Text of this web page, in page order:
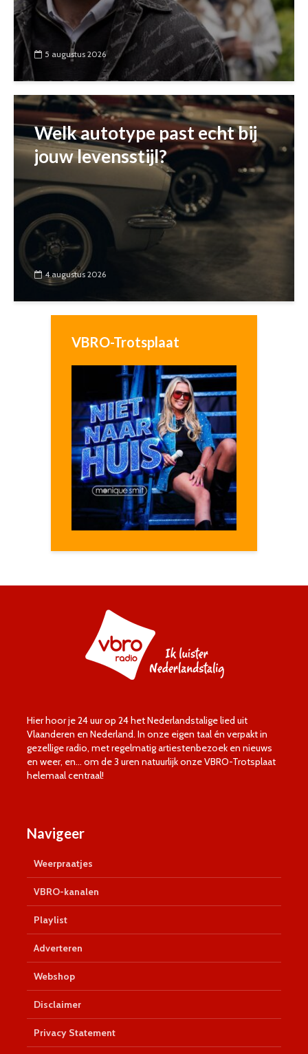
5 augustus 2026
Welk autotype past echt bij
jouw levensstijl?
4 augustus 2026
VBRO-Trotsplaat
Hier hoor je 24 uur op 24 het Nederlandstalige lied uit
Vlaanderen en Nederland. In onze eigen taal én verpakt in
gezellige radio, met regelmatig artiestenbezoek en nieuws
en weer, en… om de 3 uren natuurlijk onze VBRO-Trotsplaat
helemaal centraal!
Navigeer
Weerpraatjes
VBRO-kanalen
Playlist
Adverteren
Webshop
Disclaimer
Privacy Statement